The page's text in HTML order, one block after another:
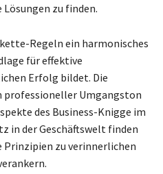
zu finden.
Regeln ein harmonisches
für effektive
Erfolg bildet. Die
professioneller Umgangston
des Business-Knigge im
in der Geschäftswelt finden
zu verinnerlichen